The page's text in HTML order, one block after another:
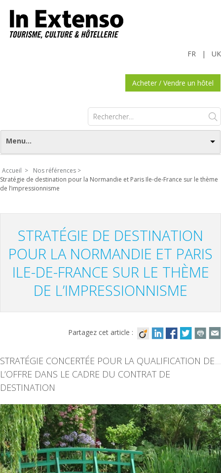
UK
|
FR
Acheter / Vendre un hôtel
Rechercher :
Menu...
Accueil >
Nos références >
Stratégie de destination pour la Normandie et Paris Ile-de-France sur le thème
de l’impressionnisme
STRATÉGIE DE DESTINATION
POUR LA NORMANDIE ET PARIS
ILE-DE-FRANCE SUR LE THÈME
DE L’IMPRESSIONNISME
Partagez cet article :
STRATÉGIE CONCERTÉE POUR LA QUALIFICATION DE
L’OFFRE DANS LE CADRE DU CONTRAT DE
DESTINATION